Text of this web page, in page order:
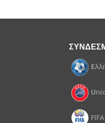
Ε
U
FIFA